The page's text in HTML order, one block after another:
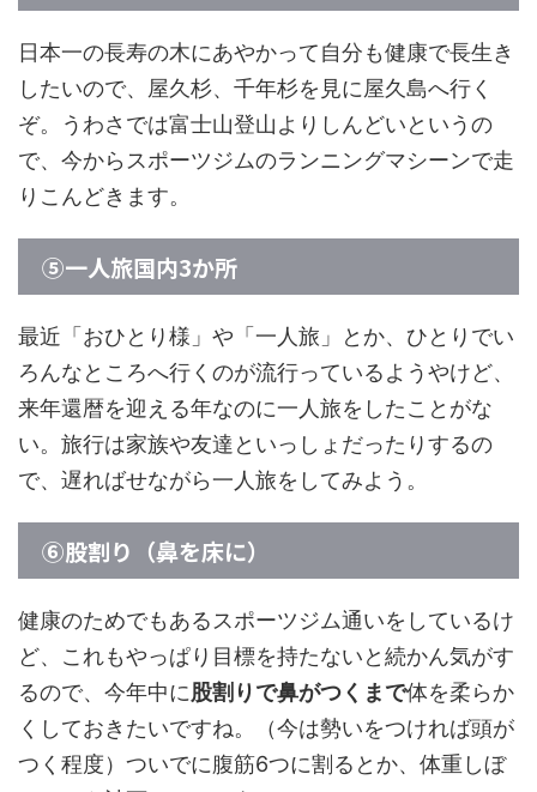
日本一の長寿の木にあやかって自分も健康で長生き
したいので、屋久杉、千年杉を見に屋久島へ行く
ぞ。うわさでは富士山登山よりしんどいというの
で、今からスポーツジムのランニングマシーンで走
りこんどきます。
⑤一人旅国内3か所
最近「おひとり様」や「一人旅」とか、ひとりでい
ろんなところへ行くのが流行っているようやけど、
来年還暦を迎える年なのに一人旅をしたことがな
い。旅行は家族や友達といっしょだったりするの
で、遅ればせながら一人旅をしてみよう。
⑥股割り（鼻を床に）
健康のためでもあるスポーツジム通いをしているけ
ど、これもやっぱり目標を持たないと続かん気がす
るので、今年中に股割りで鼻がつくまで体を柔らか
くしておきたいですね。（今は勢いをつければ頭が
つく程度）ついでに腹筋6つに割るとか、体重しぼ